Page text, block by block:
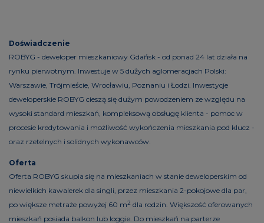
Doświadczenie
ROBYG - deweloper mieszkaniowy Gdańsk - od ponad 24 lat działa na
rynku pierwotnym. Inwestuje w 5 dużych aglomeracjach Polski:
Warszawie, Trójmieście, Wrocławiu, Poznaniu i Łodzi. Inwestycje
deweloperskie ROBYG cieszą się dużym powodzeniem ze względu na
wysoki standard mieszkań, kompleksową obsługę klienta - pomoc w
procesie kredytowania i możliwość wykończenia mieszkania pod klucz -
oraz rzetelnych i solidnych wykonawców.
Oferta
Oferta ROBYG skupia się na mieszkaniach w stanie deweloperskim od
niewielkich kawalerek dla singli, przez mieszkania 2-pokojowe dla par,
po większe metraże powyżej 60 m2 dla rodzin. Większość oferowanych
mieszkań posiada balkon lub loggie. Do mieszkań na parterze